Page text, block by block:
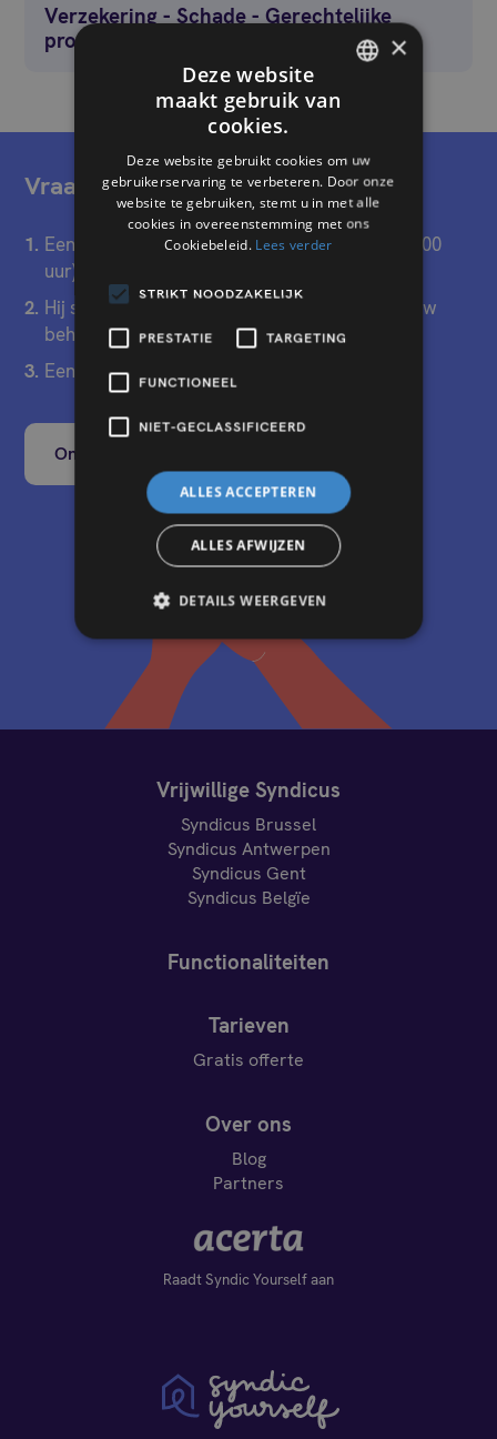
Verzekering - Schade - Gerechtelijke
procedures
Vraag een gratis offerte !
Een expert neemt overdag (tussen 9.00 en 18.00
uur) contact met u op
Hij stelt u onze oplossing voor, op basis van uw
behoeften
Een aangepaste offerte volgt
Ontvang een gratis offerte
Vrijwillige Syndicus
Syndicus Brussel
Syndicus Antwerpen
Syndicus Gent
Syndicus Belgïe
Functionaliteiten
Tarieven
Gratis offerte
Over ons
Blog
Partners
Raadt Syndic Yourself aan
×
Deze website
maakt gebruik van
cookies.
Deze website gebruikt cookies om uw
gebruikerservaring te verbeteren. Door onze
website te gebruiken, stemt u in met alle
cookies in overeenstemming met ons
Cookiebeleid. Lees verder
STRIKT NOODZAKELIJK
PRESTATIE TARGETING
FUNCTIONEEL
NIET-GECLASSIFICEERD
ALLES ACCEPTEREN
ALLES AFWIJZEN
DETAILS WEERGEVEN